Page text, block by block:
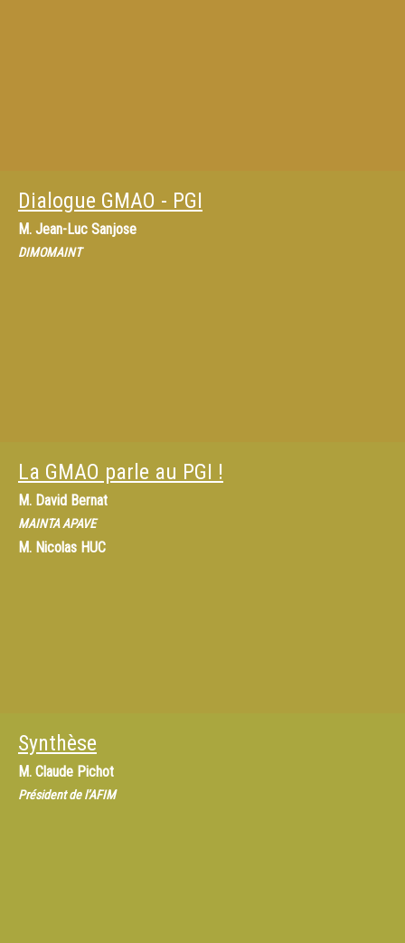
Dialogue GMAO - PGI
M. Jean-Luc Sanjose
DIMOMAINT
La GMAO parle au PGI !
M. David Bernat
MAINTA APAVE
M. Nicolas HUC
Synthèse
M. Claude Pichot
Président de l’AFIM